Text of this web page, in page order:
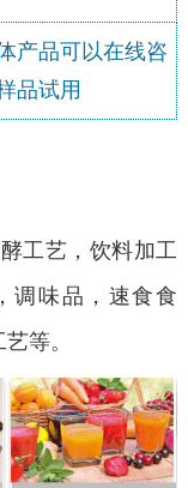
产品可以在线咨
品试用
工艺，饮料加工
调味品，速食食
等。